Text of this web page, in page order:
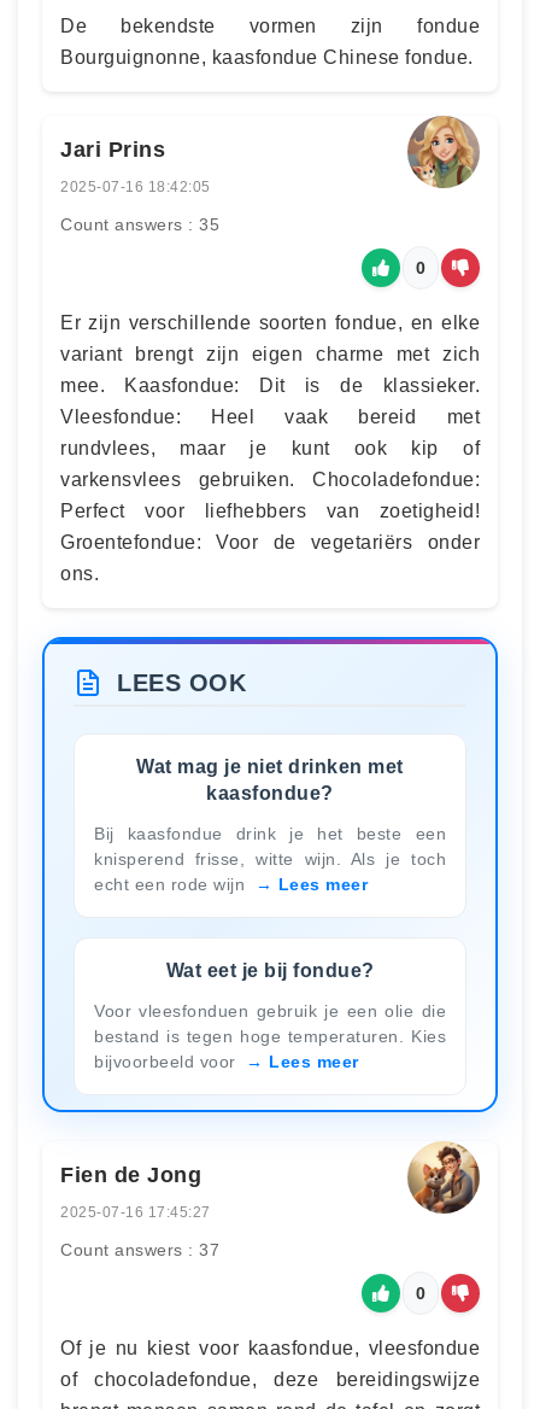
De bekendste vormen zijn fondue
Bourguignonne, kaasfondue Chinese fondue.
Jari Prins
2025-07-16 18:42:05
Count answers : 35
0
Er zijn verschillende soorten fondue, en elke
variant brengt zijn eigen charme met zich
mee. Kaasfondue: Dit is de klassieker.
Vleesfondue: Heel vaak bereid met
rundvlees, maar je kunt ook kip of
varkensvlees gebruiken. Chocoladefondue:
Perfect voor liefhebbers van zoetigheid!
Groentefondue: Voor de vegetariërs onder
ons.
LEES OOK
Wat mag je niet drinken met
kaasfondue?
Bij kaasfondue drink je het beste een
knisperend frisse, witte wijn. Als je toch
echt een rode wijn
Lees meer
Wat eet je bij fondue?
Voor vleesfonduen gebruik je een olie die
bestand is tegen hoge temperaturen. Kies
bijvoorbeeld voor
Lees meer
Fien de Jong
2025-07-16 17:45:27
Count answers : 37
0
Of je nu kiest voor kaasfondue, vleesfondue
of chocoladefondue, deze bereidingswijze